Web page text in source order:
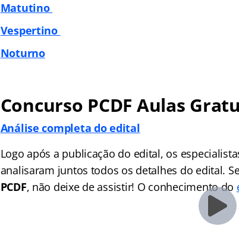
Matutino
Vespertino
Noturno
Concurso PCDF Aulas
Análise completa do edital
Logo após a publicação do edital, os
analisaram juntos todos os detalhes do edital.
PCDF, não deixe de assistir! O conhecimento do